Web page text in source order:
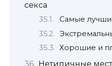
секса
Самые
Хорошие и
Нетипичные